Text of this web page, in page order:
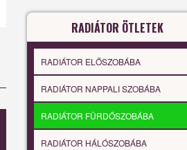
RADIÁTOR ÖTLETEK
RADIÁTOR ELŐSZOBÁBA
RADIÁTOR NAPPALI SZOBÁBA
RADIÁTOR FÜRDŐSZOBÁBA
RADIÁTOR HÁLÓSZOBÁBA